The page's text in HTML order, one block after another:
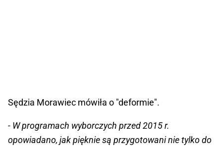
Sędzia Morawiec mówiła o "deformie".
- W programach wyborczych przed 2015 r.
opowiadano, jak pięknie są przygotowani nie tylko do